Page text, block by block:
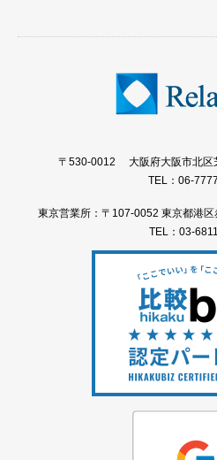
〒530-0012 大阪府大阪市北区
TEL：06-
東京営業所：〒107-0052 東京都港
TEL：03-